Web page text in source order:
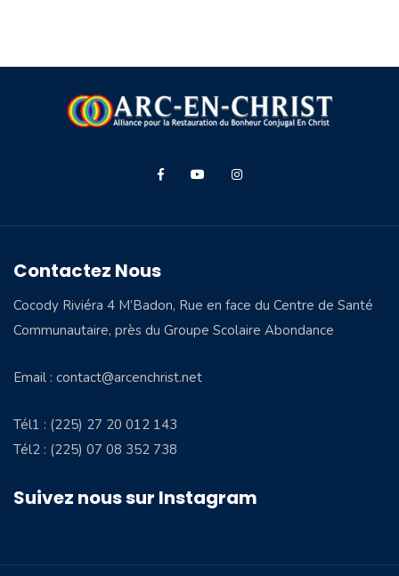
Contactez Nous
Cocody Riviéra 4 M’Badon, Rue en face du Centre de Santé
Communautaire, près du Groupe Scolaire Abondance
Email : contact@arcenchrist.net
Tél1 : (225) 27 20 012 143
Tél2 : (225) 07 08 352 738
Suivez nous sur Instagram